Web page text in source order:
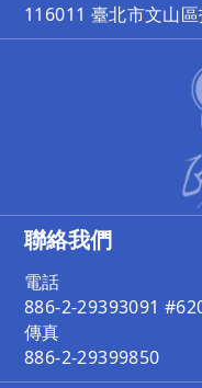
116011 臺北市文山
聯絡我們
電話
886-2-29393091
傳真
886-2-29399850